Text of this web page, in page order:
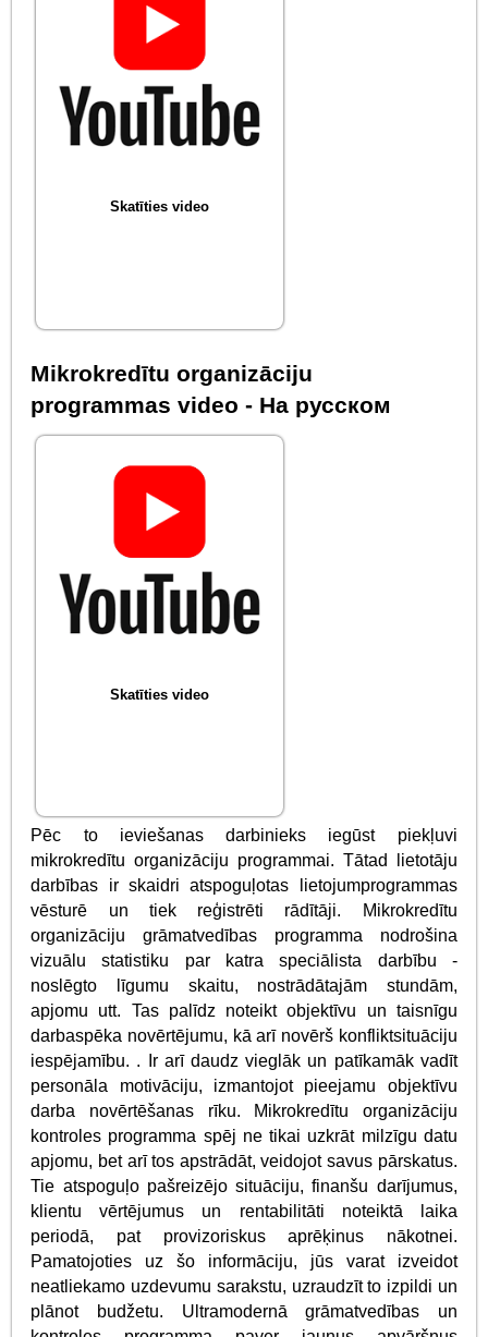
Skatīties video
Mikrokredītu organizāciju
programmas video - На русском
Skatīties video
Pēc to ieviešanas darbinieks iegūst piekļuvi
mikrokredītu organizāciju programmai. Tātad lietotāju
darbības ir skaidri atspoguļotas lietojumprogrammas
vēsturē un tiek reģistrēti rādītāji. Mikrokredītu
organizāciju grāmatvedības programma nodrošina
vizuālu statistiku par katra speciālista darbību -
noslēgto līgumu skaitu, nostrādātajām stundām,
apjomu utt. Tas palīdz noteikt objektīvu un taisnīgu
darbaspēka novērtējumu, kā arī novērš konfliktsituāciju
iespējamību. . Ir arī daudz vieglāk un patīkamāk vadīt
personāla motivāciju, izmantojot pieejamu objektīvu
darba novērtēšanas rīku. Mikrokredītu organizāciju
kontroles programma spēj ne tikai uzkrāt milzīgu datu
apjomu, bet arī tos apstrādāt, veidojot savus pārskatus.
Tie atspoguļo pašreizējo situāciju, finanšu darījumus,
klientu vērtējumus un rentabilitāti noteiktā laika
periodā, pat provizoriskus aprēķinus nākotnei.
Pamatojoties uz šo informāciju, jūs varat izveidot
neatliekamo uzdevumu sarakstu, uzraudzīt to izpildi un
plānot budžetu. Ultramodernā grāmatvedības un